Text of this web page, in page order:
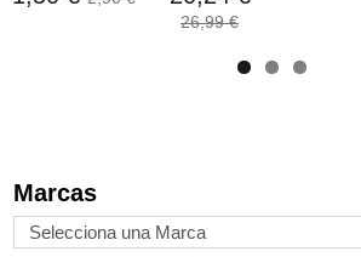
Marcas
26,99 €